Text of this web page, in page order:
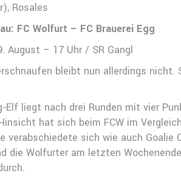
Rosales
FC Wolfurt – FC Brauerei Egg
August – 17 Uhr / SR Gangl
bleibt nun allerdings nicht.
Elf liegt nach drei Runden mit vier
hat sich beim FCW im
verabschiedete sich wie auch
die Wolfurter am letzten